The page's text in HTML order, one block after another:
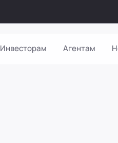
Инвесторам Агентам